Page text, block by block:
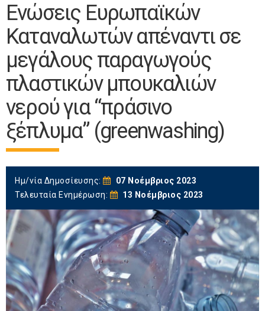
Ενώσεις Ευρωπαϊκών
Καταναλωτών απέναντι σε
μεγάλους παραγωγούς
πλαστικών μπουκαλιών
νερού για “πράσινο
ξέπλυμα” (greenwashing)
Ημ/νία Δημοσίευσης:
07 Νοέμβριος 2023
Τελευταία Ενημέρωση:
13 Νοέμβριος 2023